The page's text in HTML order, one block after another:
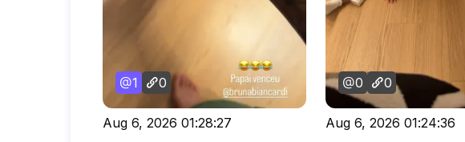
1 0
Aug 6, 2026 01:28:27
0 0
Aug 6, 2026 01:24:36